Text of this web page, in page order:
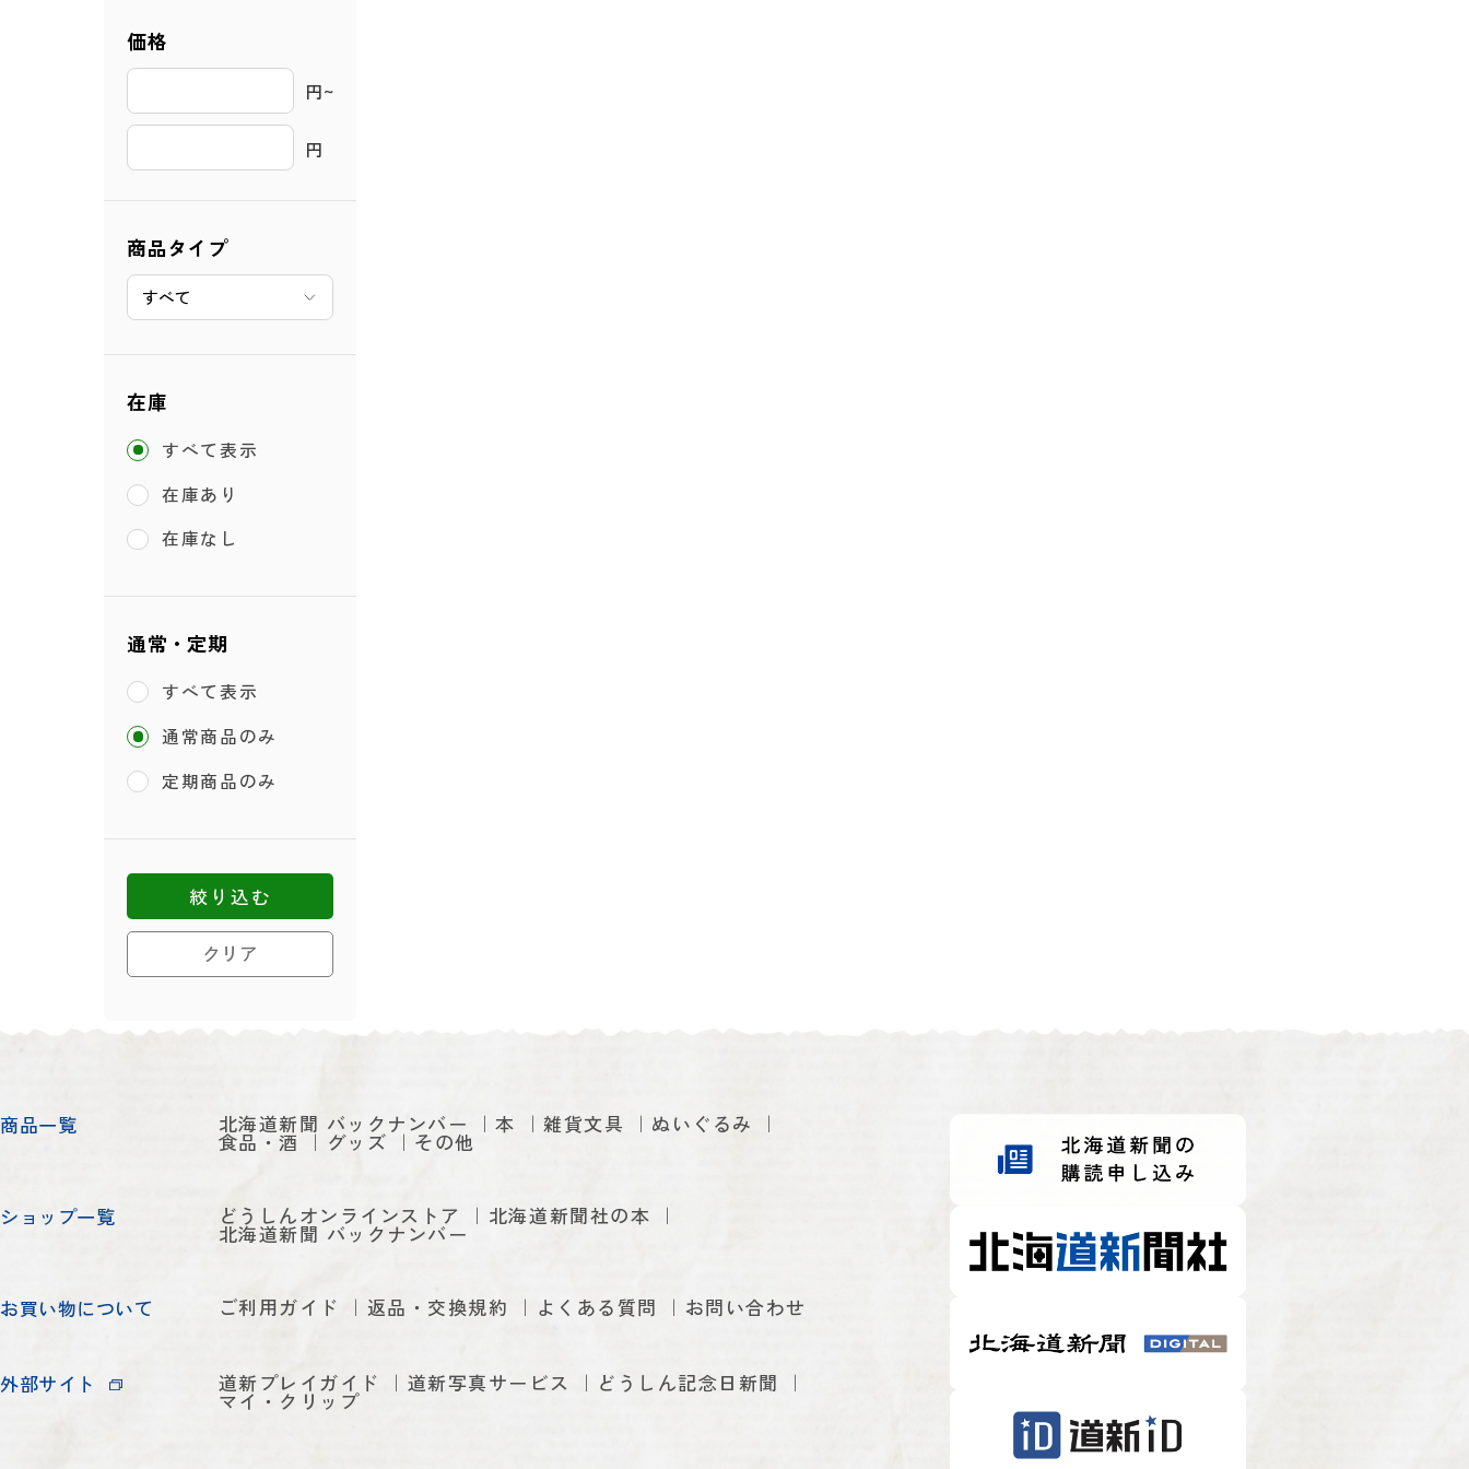
価格
円~
円
商品タイプ
在庫
すべて表示
在庫あり
在庫なし
通常・定期
すべて表示
通常商品のみ
定期商品のみ
クリア
絞り込む
商品一覧 北海道新聞 バックナンバー 本 雑貨文具 ぬいぐるみ
食品・酒 グッズ その他
ショップ一覧 どうしんオンラインストア 北海道新聞社の本
北海道新聞 バックナンバー
お買い物について ご利用ガイド 返品・交換規約 よくある質問 お問い合わせ
外部サイト 道新プレイガイド 道新写真サービス どうしん記念日新聞
マイ・クリップ